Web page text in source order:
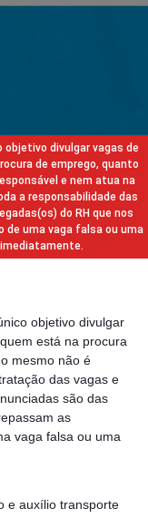
objetivo divulgar vagas de
de emprego, quanto
e nem atua na
a responsabilidade das
do RH que nos
de uma vaga falsa ou uma
objetivo divulgar
está na procura
mesmo não é
das vagas e
são das
as
vaga falsa ou uma
e auxílio transporte